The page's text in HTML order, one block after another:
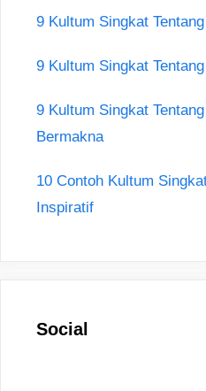
9 Kultum Singkat
9 Kultum Singkat
9 Kultum Singkat
Bermakna
10 Contoh Kultum
Inspiratif
Social